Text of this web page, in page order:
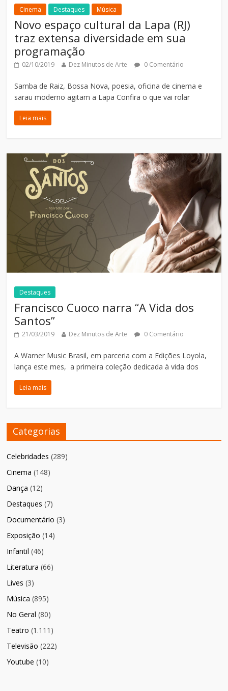
Cinema Destaques Música
Novo espaço cultural da Lapa (RJ)
traz extensa diversidade em sua
programação
02/10/2019 Dez Minutos de Arte 0 Comentário
Samba de Raiz, Bossa Nova, poesia, oficina de cinema e
sarau moderno agitam a Lapa Confira o que vai rolar
Leia mais
Destaques
Francisco Cuoco narra “A Vida dos
Santos”
21/03/2019 Dez Minutos de Arte 0 Comentário
A Warner Music Brasil, em parceria com a Edições Loyola,
lança este mes, a primeira coleção dedicada à vida dos
Leia mais
Categorias
Celebridades (289)
Cinema (148)
Dança (12)
Destaques (7)
Documentário (3)
Exposição (14)
Infantil (46)
Literatura (66)
Lives (3)
Música (895)
No Geral (80)
Teatro (1.111)
Televisão (222)
Youtube (10)